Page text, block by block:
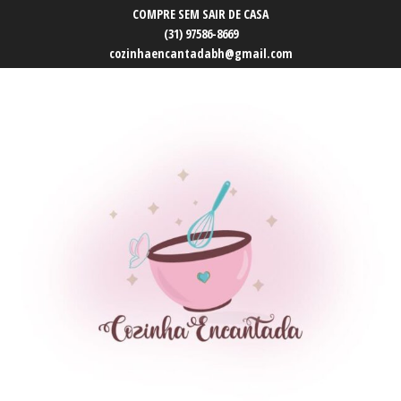
COMPRE SEM SAIR DE CASA
(31) 97586-8669
cozinhaencantadabh@gmail.com